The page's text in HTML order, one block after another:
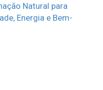
Natural para
Energia e Bem-